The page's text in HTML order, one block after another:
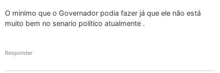
O minimo que o Governador podia fazer já que ele não está
muito bem no senario político atualmente .
Responder